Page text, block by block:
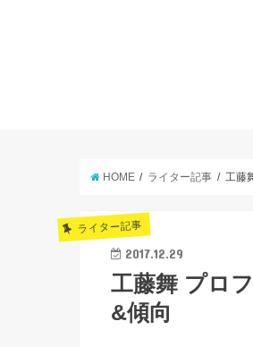
HOME ライター記事 工藤
ライター記事
2017.12.29
工藤舞 プロ
&傾向